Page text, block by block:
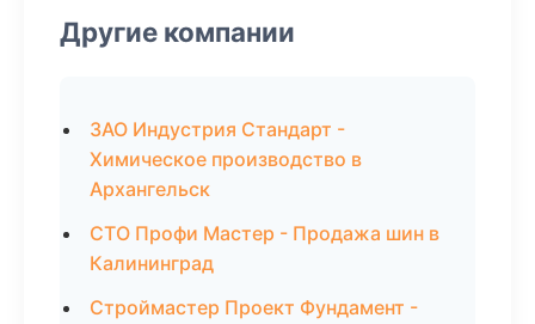
Другие компании
ЗАО Индустрия Стандарт -
Химическое производство в
Архангельск
СТО Профи Мастер - Продажа шин в
Калининград
Строймастер Проект Фундамент -